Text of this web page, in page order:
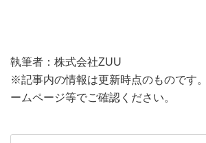
執筆者：株式会社ZUU
※記事内の情報は更新時点のものです
ームページ等でご確認ください。